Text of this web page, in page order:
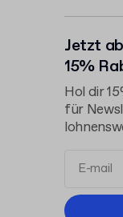
Jetzt
15%
Hol dir
für